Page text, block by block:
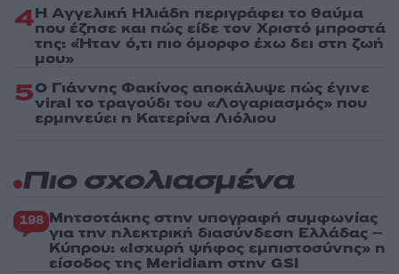
4Η Αγγελική Ηλιάδη περιγράφει το θαύμα
που έζησε και πώς είδε τον Χριστό μπροστά
της: «Ήταν ό,τι πιο όμορφο έχω δει στη ζωή
μου»
5Ο Γιάννης Φακίνος αποκάλυψε πώς έγινε
viral το τραγούδι του «Λογαριασμός» που
ερμηνεύει η Κατερίνα Λιόλιου
Πιο σχολιασμένα
198 Μητσοτάκης στην υπογραφή συμφωνίας
για την ηλεκτρική διασύνδεση Ελλάδας –
Κύπρου: «Ισχυρή ψήφος εμπιστοσύνης» η
είσοδος της Meridiam στην GSI